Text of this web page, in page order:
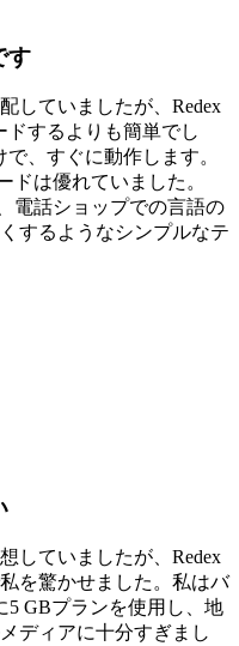
す
していましたが、Redex
ドするよりも簡単でし
、すぐに動作します。
ドは優れていました。
電話ショップでの言語の
するようなシンプルなテ
していましたが、Redex
を驚かせました。私はバ
5 GBプランを使用し、地
ディアに十分すぎまし